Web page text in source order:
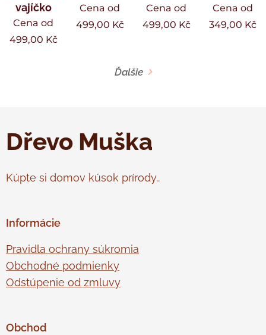
vajíčko
Cena od
499,00 Kč
Cena od
499,00 Kč
Cena od
499,00 Kč
Cena od
349,00 Kč
Ďalšie
Dřevo Muška
Kúpte si domov kúsok prírody..
Informácie
Pravidla ochrany súkromia
Obchodné podmienky
Odstúpenie od zmluvy
Obchod